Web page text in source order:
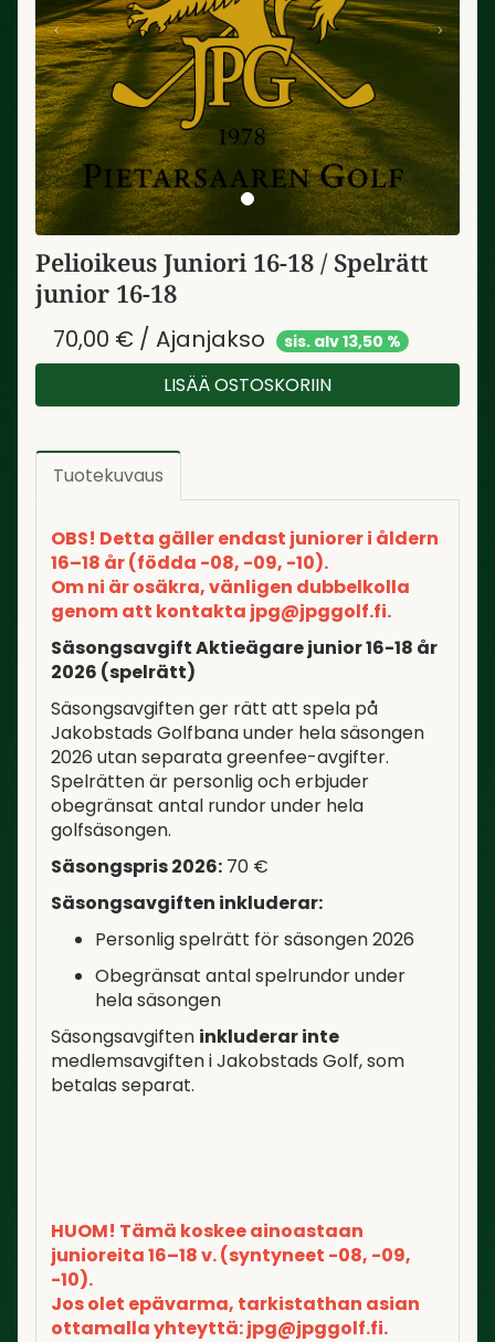
Pelioikeus Juniori 16-18 / Spelrätt
junior 16-18
70,00 € / Ajanjakso sis. alv 13,50 %
LISÄÄ OSTOSKORIIN
Tuotekuvaus
OBS! Detta gäller endast juniorer i åldern
16–18 år (födda -08, -09, -10).
Om ni är osäkra, vänligen dubbelkolla
genom att kontakta jpg@jpggolf.fi.
Säsongsavgift Aktieägare junior 16-18 år
2026 (spelrätt)
Säsongsavgiften ger rätt att spela på
Jakobstads Golfbana under hela säsongen
2026 utan separata greenfee-avgifter.
Spelrätten är personlig och erbjuder
obegränsat antal rundor under hela
golfsäsongen.
Säsongspris 2026: 70 €
Säsongsavgiften inkluderar:
Personlig spelrätt för säsongen 2026
Obegränsat antal spelrundor under
hela säsongen
Säsongsavgiften inkluderar inte
medlemsavgiften i Jakobstads Golf, som
betalas separat.
HUOM! Tämä koskee ainoastaan
junioreita 16–18 v. (syntyneet -08, -09,
-10).
Jos olet epävarma, tarkistathan asian
ottamalla yhteyttä: jpg@jpggolf.fi.